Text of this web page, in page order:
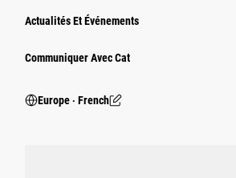
Actualités Et Événements
Communiquer Avec Cat
Europe ‧ French